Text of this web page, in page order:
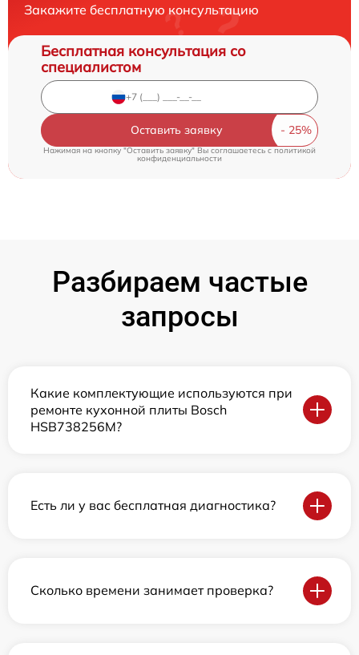
Закажите бесплатную консультацию
Бесплатная консультация со
специалистом
Оставить заявку
Нажимая на кнопку "Оставить заявку" Вы соглашаетесь cполитикой
конфиденциальности
Разбираем частые
запросы
Какие комплектующие используются при
ремонте кухонной плиты Bosch
HSB738256M?
Есть ли у вас бесплатная диагностика?
Сколько времени занимает проверка?